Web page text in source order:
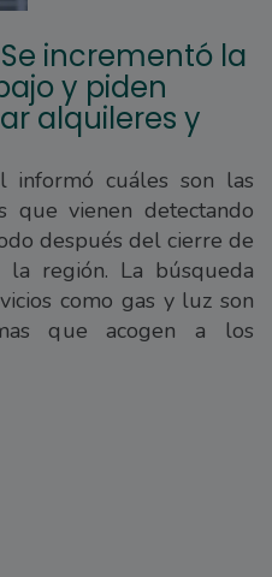
incrementó la
y piden
alquileres y
informó cuáles son las
que vienen detectando
después del cierre de
región. La búsqueda
como gas y luz son
que acogen a los